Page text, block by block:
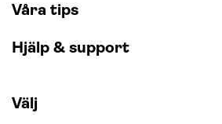
Våra tips
Hjälp & support
Välj